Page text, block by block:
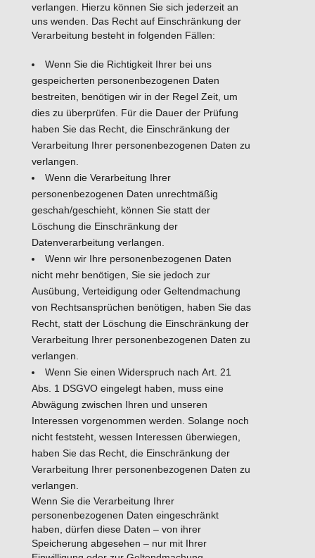
verlangen. Hierzu können Sie sich jederzeit an
uns wenden. Das Recht auf Einschränkung der
Verarbeitung besteht in folgenden Fällen:
Wenn Sie die Richtigkeit Ihrer bei uns
gespeicherten personenbezogenen Daten
bestreiten, benötigen wir in der Regel Zeit, um
dies zu überprüfen. Für die Dauer der Prüfung
haben Sie das Recht, die Einschränkung der
Verarbeitung Ihrer personenbezogenen Daten zu
verlangen.
Wenn die Verarbeitung Ihrer
personenbezogenen Daten unrechtmäßig
geschah/geschieht, können Sie statt der
Löschung die Einschränkung der
Datenverarbeitung verlangen.
Wenn wir Ihre personenbezogenen Daten
nicht mehr benötigen, Sie sie jedoch zur
Ausübung, Verteidigung oder Geltendmachung
von Rechtsansprüchen benötigen, haben Sie das
Recht, statt der Löschung die Einschränkung der
Verarbeitung Ihrer personenbezogenen Daten zu
verlangen.
Wenn Sie einen Widerspruch nach Art. 21
Abs. 1 DSGVO eingelegt haben, muss eine
Abwägung zwischen Ihren und unseren
Interessen vorgenommen werden. Solange noch
nicht feststeht, wessen Interessen überwiegen,
haben Sie das Recht, die Einschränkung der
Verarbeitung Ihrer personenbezogenen Daten zu
verlangen.
Wenn Sie die Verarbeitung Ihrer
personenbezogenen Daten eingeschränkt
haben, dürfen diese Daten – von ihrer
Speicherung abgesehen – nur mit Ihrer